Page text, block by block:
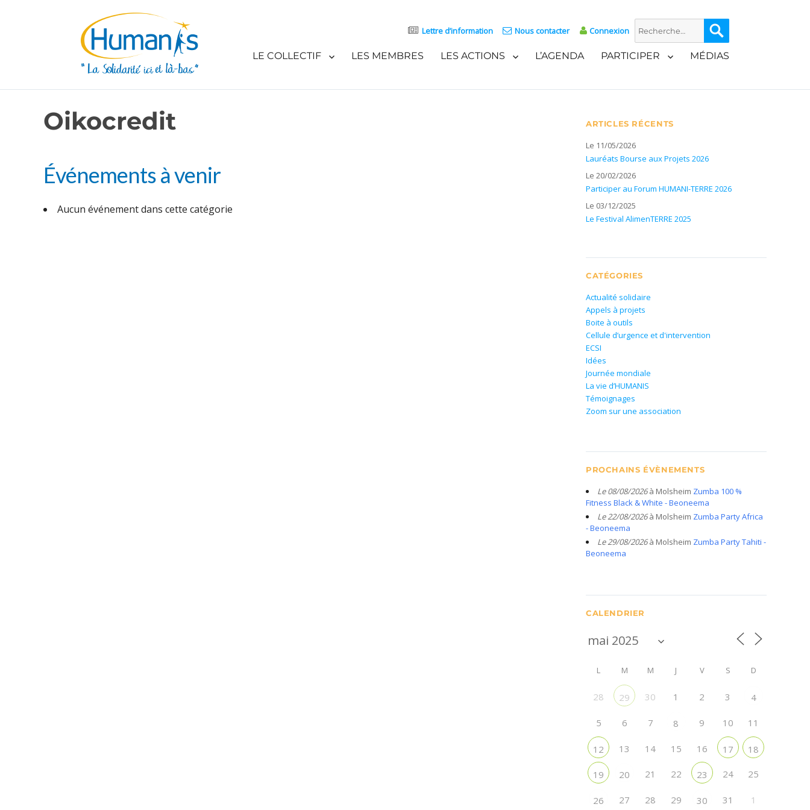
Lettre d’information Nous contacter Connexion
Recherche
pour :
LE COLLECTIF LES MEMBRES LES ACTIONS L’AGENDA PARTICIPER MÉDIAS
Oikocredit
Événements à venir
Aucun événement dans cette catégorie
ARTICLES RÉCENTS
Le 11/05/2026
Lauréats Bourse aux Projets 2026
Le 20/02/2026
Participer au Forum HUMANI-TERRE 2026
Le 03/12/2025
Le Festival AlimenTERRE 2025
CATÉGORIES
Actualité solidaire
Appels à projets
Boite à outils
Cellule d’urgence et d'intervention
ECSI
Idées
Journée mondiale
La vie d’HUMANIS
Témoignages
Zoom sur une association
PROCHAINS ÉVÈNEMENTS
Le 08/08/2026à Molsheim Zumba 100 %
Fitness Black & White - Beoneema
Le 22/08/2026à Molsheim Zumba Party Africa
- Beoneema
Le 29/08/2026à Molsheim Zumba Party Tahiti -
Beoneema
CALENDRIER
L M M J V S D
28 29 30 1 2 3 4
5 6 7 8 9 10 11
12 13 14 15 16 17 18
19 20 21 22 23 24 25
26 27 28 29 30 31 1